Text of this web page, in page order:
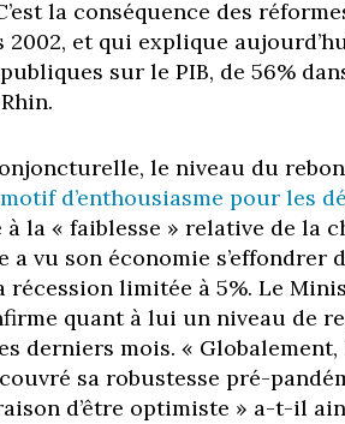
la conséquence des
2002, et qui explique
sur le PIB, de 56%
le niveau du
motif d’enthousiasme pour les
la « faiblesse » relative de la
a vu son économie s’effondrer
récession limitée à 5%. Le
quant à lui un niveau de
derniers mois. « Globalement,
sa robustesse pré-
raison d’être optimiste » a-t-il